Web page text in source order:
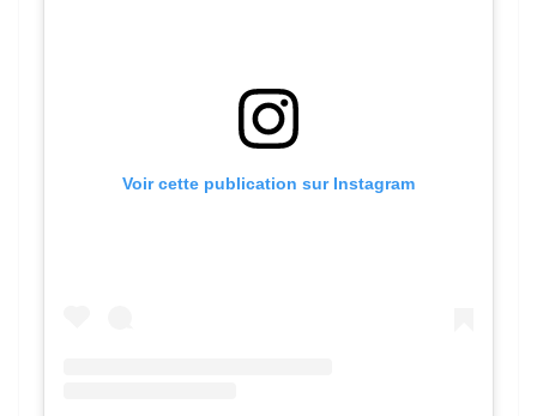
Voir cette publication sur Instagram